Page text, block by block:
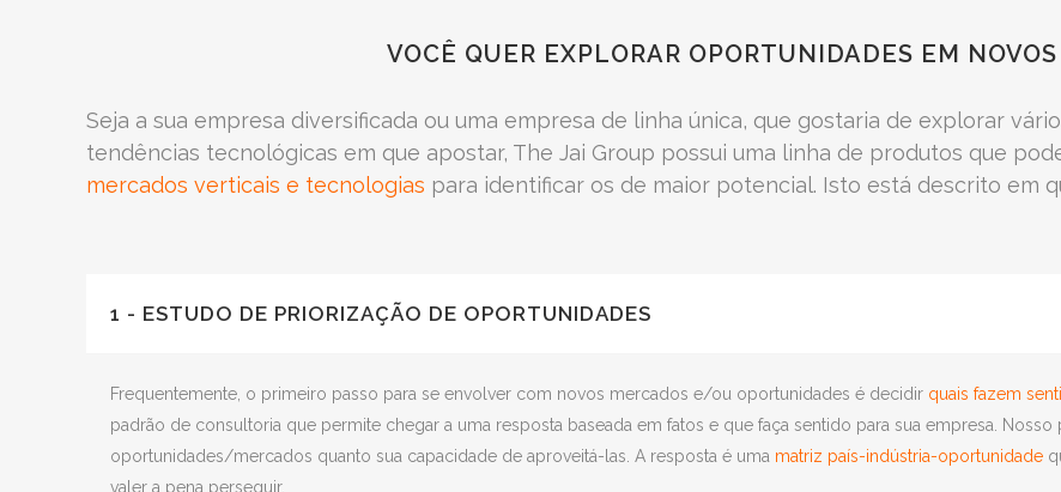
VOCÊ QUER EXPLORAR OPORTUNIDADES EM
Seja a sua empresa diversificada ou uma empresa de linha única, que gostaria de explorar
tendências tecnológicas em que apostar, The Jai Group possui uma linha de produtos que
mercados verticais e tecnologias para identificar os de maior potencial. Isto está descrito em
1 - ESTUDO DE PRIORIZAÇÃO DE OPORTUNIDADES
Frequentemente, o primeiro passo para se envolver com novos mercados e/ou oportunidades é decidir quais fazem
padrão de consultoria que permite chegar a uma resposta baseada em fatos e que faça sentido para sua empresa. Nosso
oportunidades/mercados quanto sua capacidade de aproveitá-las. A resposta é uma matriz país-indústria-oportunidade
valer a pena perseguir.